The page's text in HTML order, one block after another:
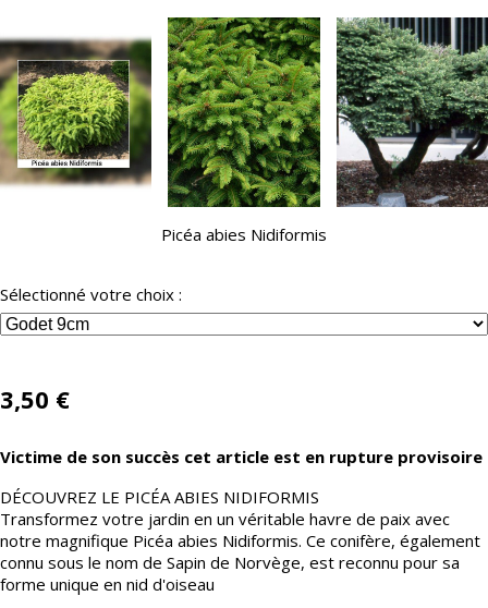
Picéa abies Nidiformis
Sélectionné votre choix :
3,50 €
Victime de son succès cet article est en rupture provisoire
DÉCOUVREZ LE PICÉA ABIES NIDIFORMIS
Transformez votre jardin en un véritable havre de paix avec
notre magnifique Picéa abies Nidiformis. Ce conifère, également
connu sous le nom de Sapin de Norvège, est reconnu pour sa
forme unique en nid d'oiseau